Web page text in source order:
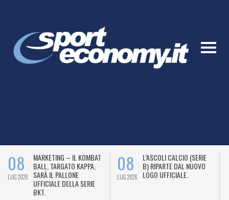
08
LUG 2026
MARKETING – IL KOMBAT
BALL, TARGATO KAPPA,
SARÀ IL PALLONE
UFFICIALE DELLA SERIE
BKT.
08
LUG 2026
L’ASCOLI CALCIO (SERIE
B) RIPARTE DAL NUOVO
LOGO UFFICIALE.